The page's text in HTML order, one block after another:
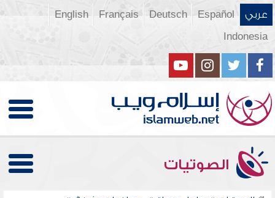
عربي Español
Deutsch
Français
English
Indonesia
الصوتيات